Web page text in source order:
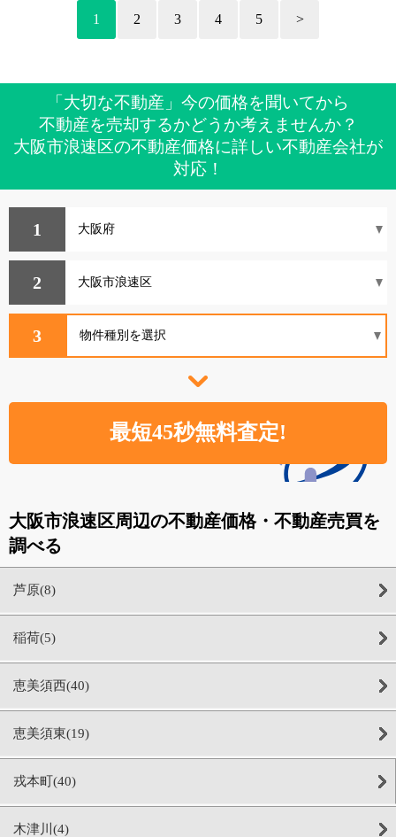
1 2 3 4 5 >
「大切な不動産」今の価格を聞いてから
不動産を売却するかどうか考えませんか？
大阪市浪速区の不動産価格に詳しい不動産会社が
対応！
1
2
3
大阪市浪速区周辺の不動産価格・不動産売買を
調べる
芦原(8)
稲荷(5)
恵美須西(40)
恵美須東(19)
戎本町(40)
木津川(4)